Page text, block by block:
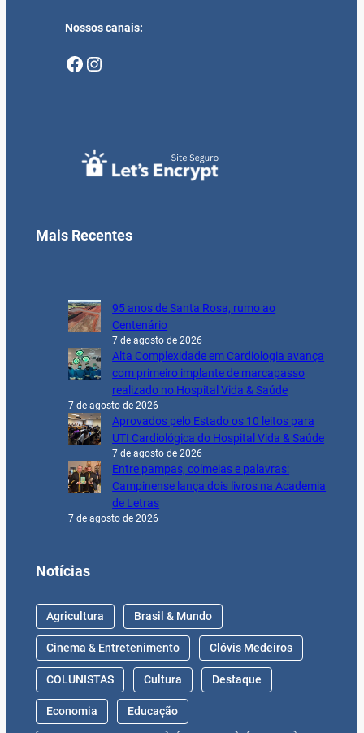
Nossos canais:
Facebook Instagram
Mais Recentes
95 anos de Santa Rosa, rumo ao
Centenário
7 de agosto de 2026
Alta Complexidade em Cardiologia avança
com primeiro implante de marcapasso
realizado no Hospital Vida & Saúde
7 de agosto de 2026
Aprovados pelo Estado os 10 leitos para
UTI Cardiológica do Hospital Vida & Saúde
7 de agosto de 2026
Entre pampas, colmeias e palavras:
Campinense lança dois livros na Academia
de Letras
7 de agosto de 2026
Notícias
Agricultura Brasil & Mundo
Cinema & Entretenimento Clóvis Medeiros
COLUNISTAS Cultura Destaque
Economia Educação